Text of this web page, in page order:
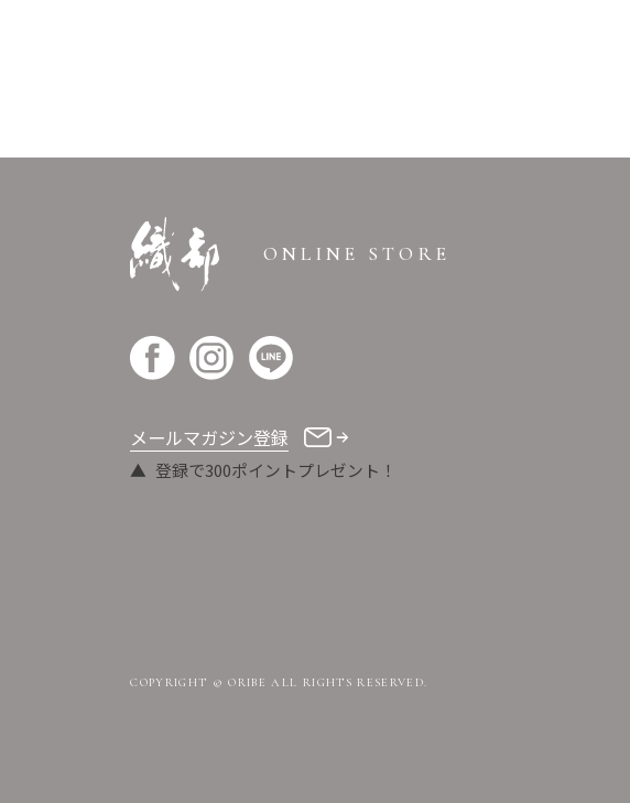
ONLINE STORE
メールマガジン登録
登録で300ポイントプレゼント！
COPYRIGHT © ORIBE ALL RIGHTS RESERVED.